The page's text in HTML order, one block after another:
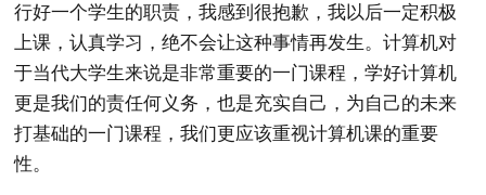
行好一个学生的职责，我感到很抱歉，我以后一定积极
上课，认真学习，绝不会让这种事情再发生。计算机对
于当代大学生来说是非常重要的一门课程，学好计算机
更是我们的责任何义务，也是充实自己，为自己的未来
打基础的一门课程，我们更应该重视计算机课的重要
性。